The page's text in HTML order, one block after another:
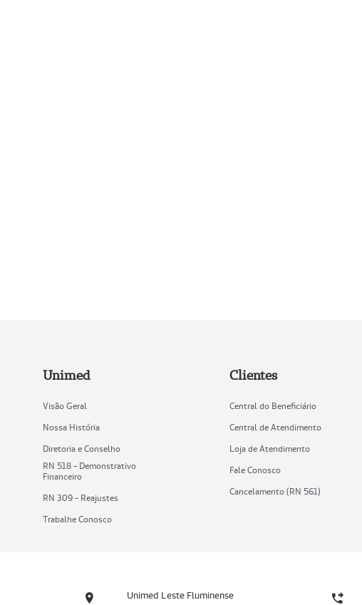
Unimed
Visão Geral
Nossa História
Diretoria e Conselho
RN 518 - Demonstrativo
Financeiro
RN 309 - Reajustes
Trabalhe Conosco
Clientes
Central do Beneficiário
Central de Atendimento
Loja de Atendimento
Fale Conosco
Cancelamento (RN 561)
Unimed Leste Fluminense